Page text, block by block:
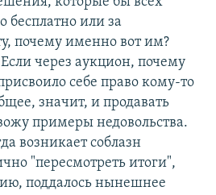
бесплатно или за
почему именно вот им?
через аукцион, почему
себе право кому-то
значит, и продавать
примеры недовольства.
возникает соблазн
"пересмотреть итоги",
поддалось нынешнее